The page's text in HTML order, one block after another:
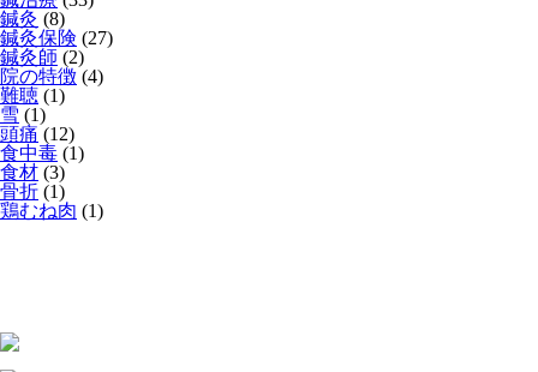
鍼灸 (8)
鍼灸保険 (27)
鍼灸師 (2)
院の特徴 (4)
難聴 (1)
雪 (1)
頭痛 (12)
食中毒 (1)
食材 (3)
骨折 (1)
鶏むね肉 (1)